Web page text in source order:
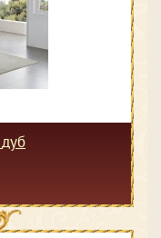
Стол B2389 D90 дуб